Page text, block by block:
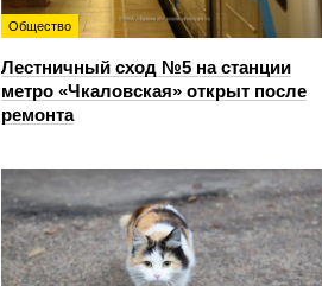
Общество
Лестничный сход №5 на станции
метро «Чкаловская» открыт после
ремонта